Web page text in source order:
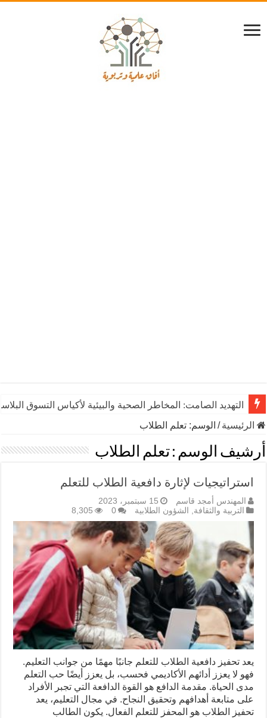
التهديد الصامت: المخاطر الصحية والبيئية لأكياس التسوق
الرئيسية/ الوسم: تعلم الطلاب
أرشيف الوسم :تعلم الطلاب
استراتيجيات لإثارة دافعية الطلاب للتعلم
المهندس أمجد قاسم
15 سبتمبر، 2023
التربية والثقافة, الشؤون الطلابية 0
8,305
يعد تحفيز دافعية الطلاب للتعلم جانبًا مهمًا من جوانب التعليم.
فهو لا يعزز أدائهم الأكاديمي فحسب، بل يعزز أيضًا حب التعلم
مدى الحياة. مقدمة الدافع هو القوة الدافعة التي تجبر الأفراد
على متابعة أهدافهم وتحقيق النجاح. في مجال التعليم، يعد
تحفيز الطلاب هو المحفز للتعلم الفعال. يكون الطالب